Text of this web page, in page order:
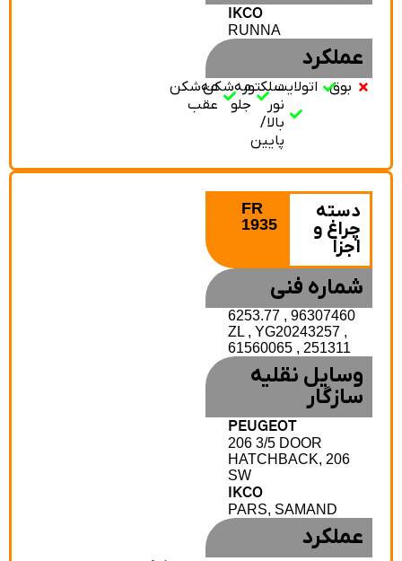
IKCO
RUNNA
عملکرد
بوق اتولایتسلکتور
نور
بالا/
پایین
مه‌شکن
جلو
مه‌شکن
عقب
دسته
چراغ و
1935
شماره فنی
6253.77 , 96307460
ZL , YG20243257 ,
61560065 , 251311
وسایل نقلیه
سازگار
PEUGEOT
206 3/5 DOOR
HATCHBACK, 206
IKCO
PARS, SAMAND
عملکرد